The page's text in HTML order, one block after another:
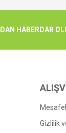
olmalı.
HABERDAR
Gizlilik